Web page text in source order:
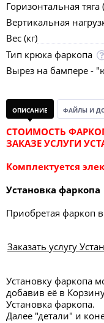
Горизонтальная тяга
Вертикальная
Вес (кг)
Тип крюка фаркопа
Вырез на бампере -
ОПИСАНИЕ ФАЙЛЫ И
СТОИМОСТЬ
ЗАКАЗЕ УСЛУГИ
Комплектуется
Установка фаркопа
Приобретая фаркоп
Заказать услугу
Установку фаркопа
добавив её в
Установка фаркопа.
Далее "детали" и